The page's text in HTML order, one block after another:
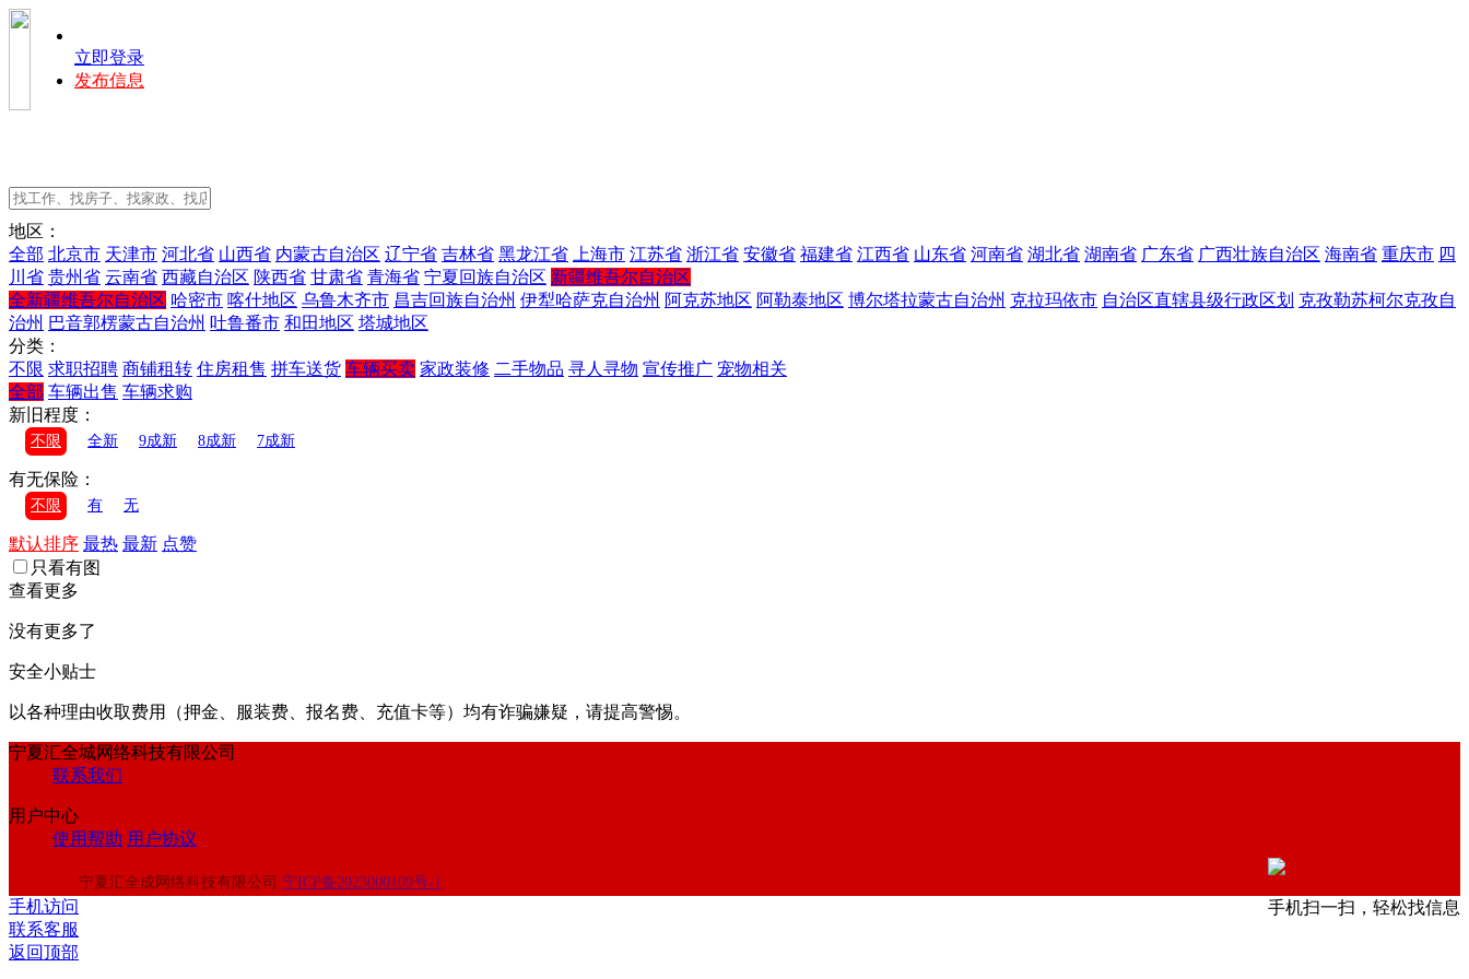
立即登录
发布信息
地区：
全部 北京市 天津市 河北省 山西省 内蒙古自治区 辽宁省 吉林省 黑龙江省 上海市 江苏省 浙江省 安徽省 福建省 江西省 山东省 河南省 湖北省 湖南省 广东省 广西壮族自治区 海南省 重庆市 四
川省 贵州省 云南省 西藏自治区 陕西省 甘肃省 青海省 宁夏回族自治区 新疆维吾尔自治区
全新疆维吾尔自治区 哈密市 喀什地区 乌鲁木齐市 昌吉回族自治州 伊犁哈萨克自治州 阿克苏地区 阿勒泰地区 博尔塔拉蒙古自治州 克拉玛依市 自治区直辖县级行政区划 克孜勒苏柯尔克孜自
治州 巴音郭楞蒙古自治州 吐鲁番市 和田地区 塔城地区
分类：
不限 求职招聘 商铺租转 住房租售 拼车送货 车辆买卖 家政装修 二手物品 寻人寻物 宣传推广 宠物相关
全部 车辆出售 车辆求购
新旧程度：
不限 全新 9成新 8成新 7成新
有无保险：
不限 有 无
默认排序 最热 最新 点赞
只看有图
查看更多
没有更多了
安全小贴士
以各种理由收取费⽤（押⾦、服装费、报名费、充值卡等）均有诈骗嫌疑，请提⾼警惕。
宁夏汇全城网络科技有限公司
联系我们
用户中心
使用帮助 用户协议
手机扫一扫，轻松找信息
宁夏汇全成网络科技有限公司 宁ICP备2023000109号-1
手机访问
联系客服
返回顶部